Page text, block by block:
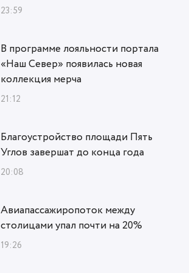
23:59
В программе лояльности портала
«Наш Север» появилась новая
коллекция мерча
21:12
Благоустройство площади Пять
Углов завершат до конца года
20:08
Авиапассажиропоток между
столицами упал почти на 20%
19:26